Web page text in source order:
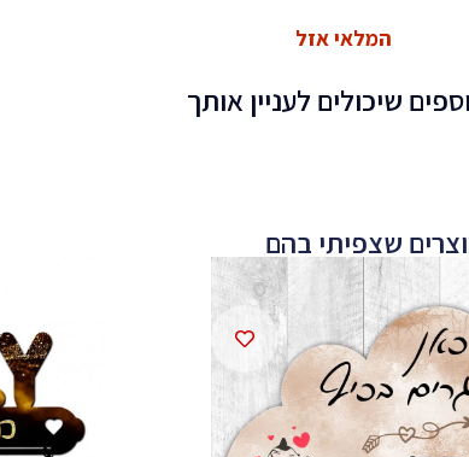
המלאי אזל
שיכולים לעניין אותך
שצפיתי בהם